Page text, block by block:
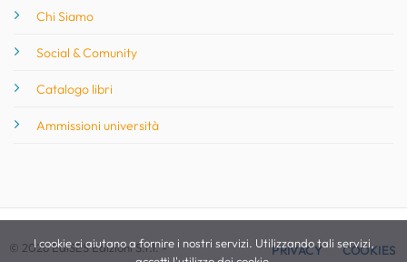
Chi Siamo
Social & Comunity
Catalogo libri
Ammissioni università
© 2026 EdiSES Edizioni S.r.l. - PRIVACY COOKIES
I cookie ci aiutano a fornire i nostri servizi. Utilizzando tali servizi,